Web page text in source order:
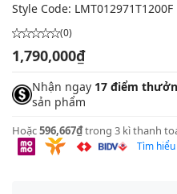
Style Code: LMT012971T1200F
(0)
1,790,000₫
Nhận ngay 17 điểm
sản phẩm
Hoặc596,667₫trong 3 kì thanh
Tìm